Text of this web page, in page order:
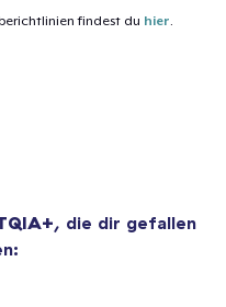
findest du hier
, die dir gefallen